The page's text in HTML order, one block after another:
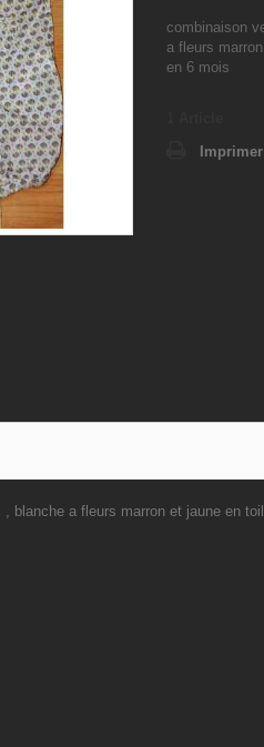
combinaison
a fleurs
en 6 mois
Imprimer
blanche a fleurs marron et jaune en